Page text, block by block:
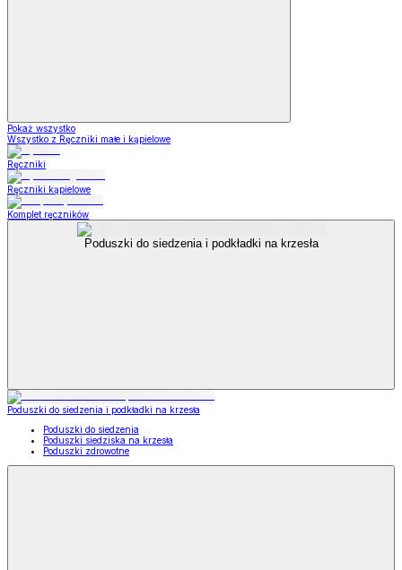
Pokaż wszystko
Wszystko z Ręczniki małe i kąpielowe
Ręczniki
Ręczniki kąpielowe
Komplet ręczników
Poduszki do siedzenia i podkładki na krzesła
Poduszki do siedzenia i podkładki na krzesła
Poduszki do siedzenia
Poduszki siedziska na krzesła
Poduszki zdrowotne